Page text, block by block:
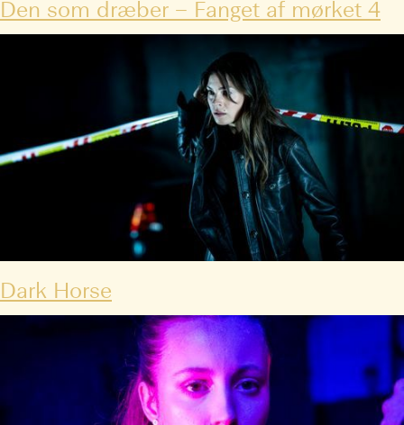
Den som dræber – Fanget af mørket 4
Dark Horse